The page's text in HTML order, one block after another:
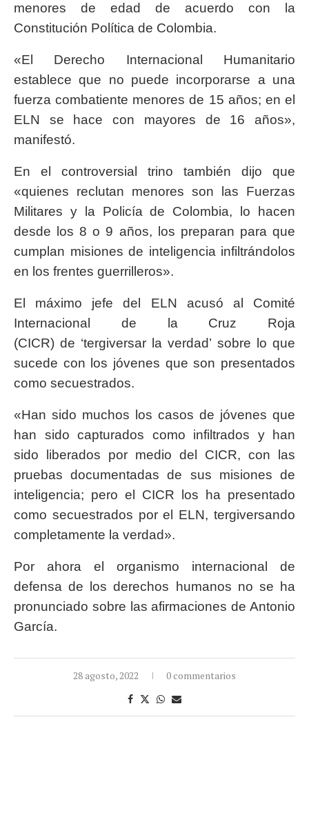
menores de edad de acuerdo con la
Constitución Política de Colombia.
«El Derecho Internacional Humanitario
establece que no puede incorporarse a una
fuerza combatiente menores de 15 años; en el
ELN se hace con mayores de 16 años»,
manifestó.
En el controversial trino también dijo que
«quienes reclutan menores son las Fuerzas
Militares y la Policía de Colombia, lo hacen
desde los 8 o 9 años, los preparan para que
cumplan misiones de inteligencia infiltrándolos
en los frentes guerrilleros».
El máximo jefe del ELN acusó al Comité
Internacional de la Cruz Roja
(CICR) de ‘tergiversar la verdad’ sobre lo que
sucede con los jóvenes que son presentados
como secuestrados.
«Han sido muchos los casos de jóvenes que
han sido capturados como infiltrados y han
sido liberados por medio del CICR, con las
pruebas documentadas de sus misiones de
inteligencia; pero el CICR los ha presentado
como secuestrados por el ELN, tergiversando
completamente la verdad».
Por ahora el organismo internacional de
defensa de los derechos humanos no se ha
pronunciado sobre las afirmaciones de Antonio
García.
28 agosto, 2022 0 commentarios